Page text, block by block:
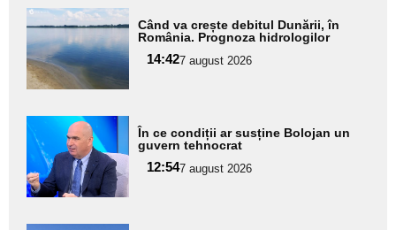
Adaugă
aici textul
pentru
subtitlu
Când va crește debitul Dunării, în
România. Prognoza hidrologilor
14:427 august 2026
Adaugă
aici textul
pentru
subtitlu
În ce condiții ar susține Bolojan un
guvern tehnocrat
12:547 august 2026